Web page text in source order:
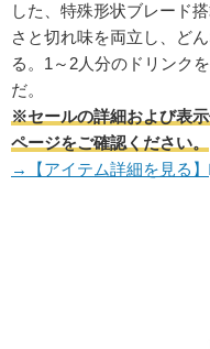
した、特殊形状ブレード
さと切れ味を両立し、ど
る。1～2人分のドリンク
だ。
※セールの詳細および表
ページをご確認ください。
→【アイテム詳細を見る】